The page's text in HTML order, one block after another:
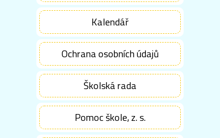
Kalendář
Ochrana osobních údajů
Školská rada
Pomoc škole, z. s.